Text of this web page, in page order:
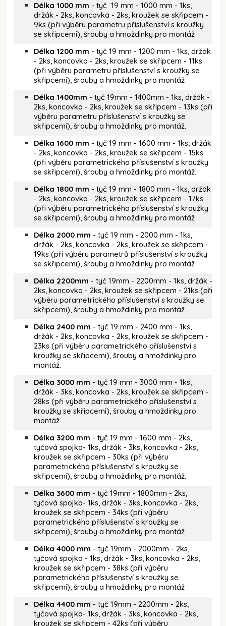
Délka 1000 mm - tyč 19 mm - 1000 mm - 1ks,
držák - 2ks, koncovka - 2ks, kroužek se skřipcem -
9ks (při výběru parametru příslušenství s kroužky
se skřipcemi), šrouby a hmoždinky pro montáž
Délka 1200 mm - tyč 19 mm - 1200 mm - 1ks, držák
- 2ks, koncovka - 2ks, kroužek se skřipcem - 11ks
(při výběru parametru příslušenství s kroužky se
skřipcemi), šrouby a hmoždinky pro montáž
Délka 1400mm - tyč 19mm - 1400mm - 1ks, držák -
2ks, koncovka - 2ks, kroužek se skřipcem - 13ks (při
výběru parametru příslušenství s kroužky se
skřipcemi), šrouby a hmoždinky pro montáž.
Délka 1600 mm - tyč 19 mm - 1600 mm - 1ks, držák
- 2ks, koncovka - 2ks, kroužek se skřipcem - 15ks
(při výběru parametrického příslušenství s kroužky
se skřipcemi), šrouby a hmoždinky pro montáž.
Délka 1800 mm - tyč 19 mm - 1800 mm - 1ks, držák
- 2ks, koncovka - 2ks, kroužek se skřipcem - 17ks
(při výběru parametrického příslušenství s kroužky
se skřipcemi), šrouby a hmoždinky pro montáž
Délka 2000 mm - tyč 19 mm - 2000 mm - 1ks,
držák - 2ks, koncovka - 2ks, kroužek se skřipcem -
19ks (při výběru parametrů příslušenství s kroužky
se skřipcemi), šrouby a hmoždinky pro montáž
Délka 2200mm - tyč 19mm - 2200mm - 1ks, držák -
2ks, koncovka - 2ks, kroužek se skřipcem - 21ks (při
výběru parametrického příslušenství s kroužky se
skřipcemi), šrouby a hmoždinky pro montáž.
Délka 2400 mm - tyč 19 mm - 2400 mm - 1ks,
držák - 2ks, koncovka - 2ks, kroužek se skřipcem -
23ks (při výběru parametrického příslušenství s
kroužky se skřipcemi), šrouby a hmoždinky pro
montáž.
Délka 3000 mm - tyč 19 mm - 3000 mm - 1ks,
držák - 3ks, koncovka - 2ks, kroužek se skřipcem -
28ks (při výběru parametrického příslušenství s
kroužky se skřipcemi), šrouby a hmoždinky pro
montáž.
Délka 3200 mm - tyč 19 mm - 1600 mm - 2ks,
tyčová spojka- 1ks, držák - 3ks, koncovka - 2ks,
kroužek se skřipcem - 30ks (při výběru
parametrického příslušenství s kroužky se
skřipcemi), šrouby a hmoždinky pro montáž.
Délka 3600 mm - tyč 19mm - 1800mm - 2ks,
tyčová spojka- 1ks, držák - 3ks, koncovka - 2ks,
kroužek se skřipcem - 34ks (při výběru
parametrického příslušenství s kroužky se
skřipcemi), šrouby a hmoždinky pro montáž
Délka 4000 mm - tyč 19mm - 2000mm - 2ks,
tyčová spojka - 1ks, držák - 3ks, koncovka - 2ks,
kroužek se skřipcem - 38ks (při výběru
parametrického příslušenství s kroužky se
skřipcemi), šrouby a hmoždinky pro montáž
Délka 4400 mm - tyč 19mm - 2200mm - 2ks,
tyčová spojka- 1ks, držák - 3ks, koncovka - 2ks,
kroužek se skřipcem - 42ks (při výběru